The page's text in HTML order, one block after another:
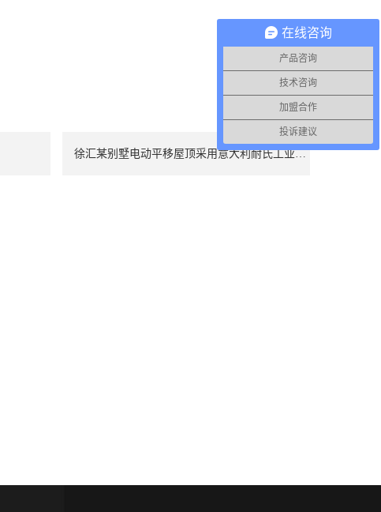
徐汇某别墅电动平移屋顶采用意大利耐氏工业门机SU2000
在线咨询
产品咨询
技术咨询
加盟合作
投诉建议